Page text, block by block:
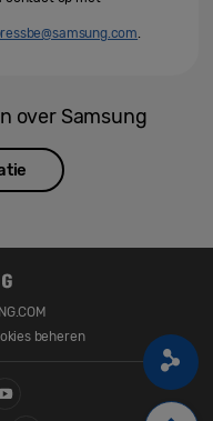
.
over Samsung
beheren